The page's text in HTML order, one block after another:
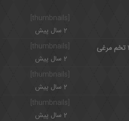
2 سال پیش
[thumbnails]
2 سال پیش
2 سال پیش
[thumbnails]
2 سال پیش